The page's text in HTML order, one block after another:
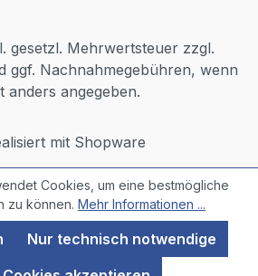
gesetzl. Mehrwertsteuer zzgl.
ggf. Nachnahmegebühren, wenn
anders angegeben.
mit Shopware
Cookies, um eine bestmögliche
zu können. Mehr Informationen ...
Nur technisch notwendige